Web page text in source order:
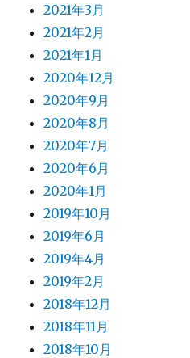
2021年3月
2021年2月
2021年1月
2020年12月
2020年9月
2020年8月
2020年7月
2020年6月
2020年1月
2019年10月
2019年6月
2019年4月
2019年2月
2018年12月
2018年11月
2018年10月